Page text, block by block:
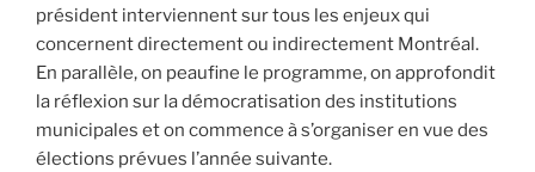
président interviennentsur tous les enjeux qui
concernent directement ou indirectement Montréal.
En parallèle, on peaufine le programme, on approfondit
la réflexion sur la démocratisation des institutions
municipales et on commence à s’organiser en vue des
élections prévues l’année suivante.